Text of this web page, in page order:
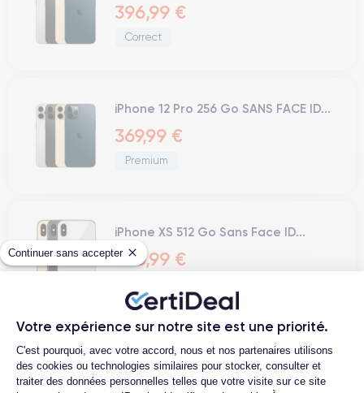
Continuer sans accepter
Votre expérience sur notre site est une priorité.
Plateforme de Gestion du
C'est pourquoi, avec votre accord, nous et nos partenaires utilisons
des cookies ou technologies similaires pour stocker, consulter et
traiter des données personnelles telles que votre visite sur ce site
396,99 €
Correct
iPhone 12 Pro 256 Go SANS FACE ID...
369,99 €
Premium
iPhone XS 512 Go Sans Face ID...
360,99 €
« précédent suivant »